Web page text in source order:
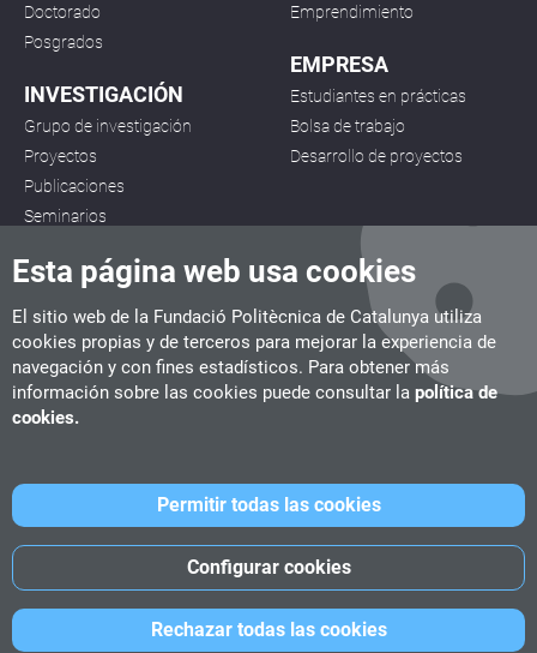
Esta página web usa cookies
El sitio web de la Fundació Politècnica de Catalunya utiliza
cookies propias y de terceros para mejorar la experiencia de
navegación y con fines estadísticos. Para obtener más
información sobre las cookies puede consultar la política de
cookies.
Rechazar todas las cookies
Configurar cookies
Permitir todas las cookies
Doctorado
Posgrados
INVESTIGACIÓN
Grupo de investigación
Proyectos
Publicaciones
Seminarios
Emprendimiento
EMPRESA
Estudiantes en prácticas
Bolsa de trabajo
Desarrollo de proyectos
CITM
C/ de la Igualtat, 33, 08222 Terrassa
UPC School
©Fundació Politècnica de Catalunya-Avíso legal-Política de
cookies-Política de privacidad